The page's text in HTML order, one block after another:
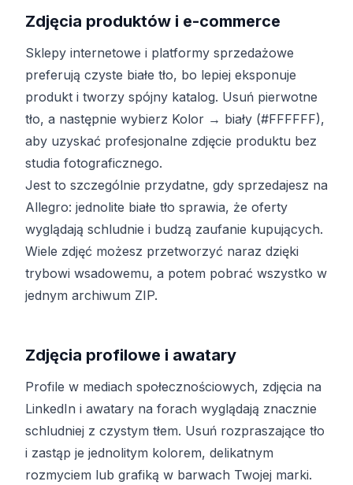
Zdjęcia produktów i e-commerce
Sklepy internetowe i platformy sprzedażowe
preferują czyste białe tło, bo lepiej eksponuje
produkt i tworzy spójny katalog. Usuń pierwotne
tło, a następnie wybierz Kolor → biały (#FFFFFF),
aby uzyskać profesjonalne zdjęcie produktu bez
studia fotograficznego.
Jest to szczególnie przydatne, gdy sprzedajesz na
Allegro: jednolite białe tło sprawia, że oferty
wyglądają schludnie i budzą zaufanie kupujących.
Wiele zdjęć możesz przetworzyć naraz dzięki
trybowi wsadowemu, a potem pobrać wszystko w
jednym archiwum ZIP.
Zdjęcia profilowe i awatary
Profile w mediach społecznościowych, zdjęcia na
LinkedIn i awatary na forach wyglądają znacznie
schludniej z czystym tłem. Usuń rozpraszające tło
i zastąp je jednolitym kolorem, delikatnym
rozmyciem lub grafiką w barwach Twojej marki.